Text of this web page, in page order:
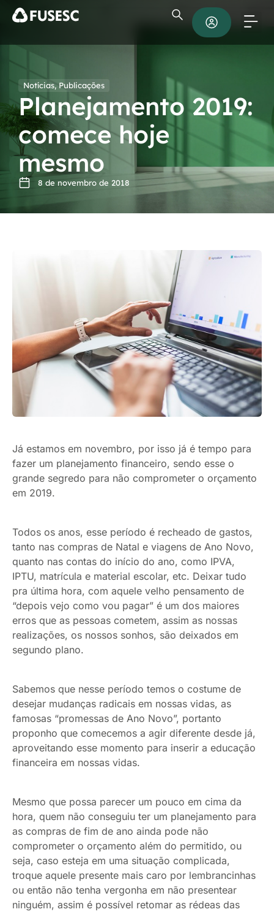
Notícias, Publicações
Planejamento 2019:
comece hoje
mesmo
8 de novembro de 2018
Já estamos em novembro, por isso já é tempo para
fazer um planejamento financeiro, sendo esse o
grande segredo para não comprometer o orçamento
em 2019.
Todos os anos, esse período é recheado de gastos,
tanto nas compras de Natal e viagens de Ano Novo,
quanto nas contas do início do ano, como IPVA,
IPTU, matrícula e material escolar, etc. Deixar tudo
pra última hora, com aquele velho pensamento de
“depois vejo como vou pagar” é um dos maiores
erros que as pessoas cometem, assim as nossas
realizações, os nossos sonhos, são deixados em
segundo plano.
Sabemos que nesse período temos o costume de
desejar mudanças radicais em nossas vidas, as
famosas “promessas de Ano Novo”, portanto
proponho que comecemos a agir diferente desde já,
aproveitando esse momento para inserir a educação
financeira em nossas vidas.
Mesmo que possa parecer um pouco em cima da
hora, quem não conseguiu ter um planejamento para
as compras de fim de ano ainda pode não
comprometer o orçamento além do permitido, ou
seja, caso esteja em uma situação complicada,
troque aquele presente mais caro por lembrancinhas
ou então não tenha vergonha em não presentear
ninguém, assim é possível retomar as rédeas das